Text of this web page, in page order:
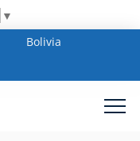
▼
Bolivia